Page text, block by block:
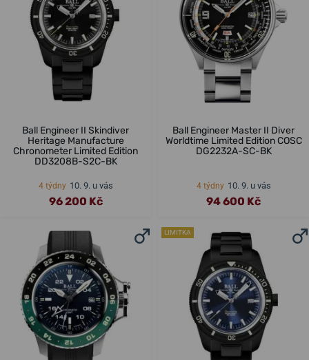
Ball Engineer II Skindiver
Heritage Manufacture
Chronometer Limited Edition
DD3208B-S2C-BK
4 týdny 10. 9. u vás
96 200 Kč
Ball Engineer Master II Diver
Worldtime Limited Edition COSC
DG2232A-SC-BK
4 týdny 10. 9. u vás
94 600 Kč
LIMITKA